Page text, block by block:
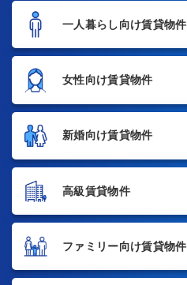
一人暮らし向け賃貸物件
女性向け賃貸物件
新婚向け賃貸物件
高級賃貸物件
ファミリー向け賃貸物件